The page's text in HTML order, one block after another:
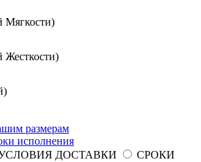
Мягкости)
Жесткости)
размерам
исполнения
ДОСТАВКИ
СРОКИ